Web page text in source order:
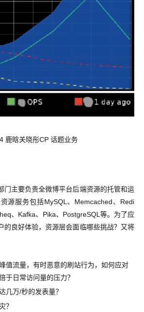
鹿晗关晓彤CP 话题业务
门主要负责全微博平台后端资源的托管和运
源服务包括MySQL、Memcached、Redi
、Kafka、Pika、PostgreSQL等。为了应
的良好体验，资源层会面临哪些挑战？又将
值流量，有时恶意的刷站行为，如何应对
于日常访问量的压力？
几万/秒的发表量？
？